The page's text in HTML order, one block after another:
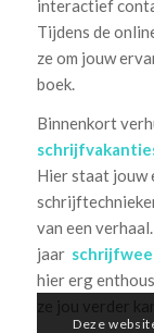
interactief
Tijdens de
ze om jouw
boek.
Binnenkort
Hier staat jouw
van een
jaar
hier erg
Deze